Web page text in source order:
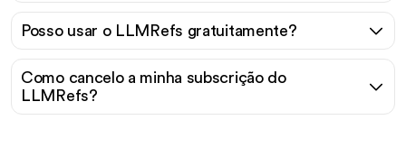
Posso usar o LLMRefs gratuitamente?
Como cancelo a minha subscrição do
LLMRefs?